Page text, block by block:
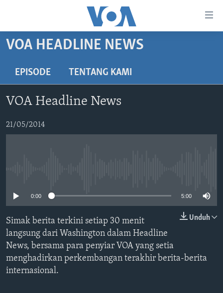
Akses
Utama
Lanjut
Navigasi
DUNIA
POLYGRAPH
DAFTAR PROGRAM
Bahasa-bahasa
VOA HEADLINE NEWS
EPISODE TENTANG KAMI
VOA Headline News
21/05/2014
0:00 5:00
Unduh
Simak berita terkini setiap 30 menit
langsung dari Washington dalam Headline
News, bersama para penyiar VOA yang setia
menghadirkan perkembangan terakhir berita-berita
internasional.